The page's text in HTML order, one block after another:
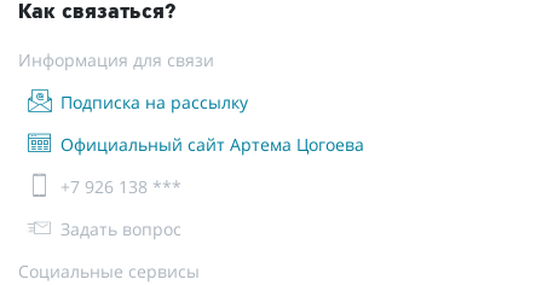
Как связаться?
Информация для связи
Подписка на рассылку
Официальный сайт Артема Цогоева
+7 926 138 ***
Задать вопрос
Социальные сервисы